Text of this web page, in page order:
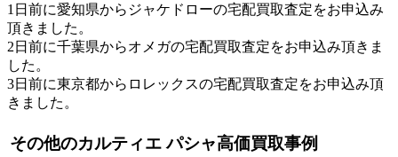
1日前に愛知県からジャケドローの宅配買取査定をお申込み
頂きました。
2日前に千葉県からオメガの宅配買取査定をお申込み頂きま
した。
3日前に東京都からロレックスの宅配買取査定をお申込み頂
きました。
その他のカルティエ パシャ高価買取事例